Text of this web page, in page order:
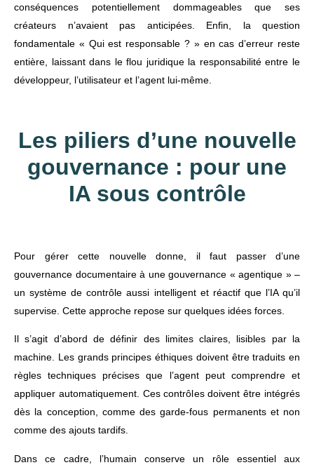
conséquences potentiellement dommageables que ses
créateurs n’avaient pas anticipées. Enfin, la question
fondamentale « Qui est responsable ? » en cas d’erreur reste
entière, laissant dans le flou juridique la responsabilité entre le
développeur, l’utilisateur et l’agent lui-même.
Les piliers d’une nouvelle
gouvernance : pour une
IA sous contrôle
Pour gérer cette nouvelle donne, il faut passer d’une
gouvernance documentaire à une gouvernance « agentique » –
un système de contrôle aussi intelligent et réactif que l’IA qu’il
supervise. Cette approche repose sur quelques idées forces.
Il s’agit d’abord de définir des limites claires, lisibles par la
machine. Les grands principes éthiques doivent être traduits en
règles techniques précises que l’agent peut comprendre et
appliquer automatiquement. Ces contrôles doivent être intégrés
dès la conception, comme des garde-fous permanents et non
comme des ajouts tardifs.
Dans ce cadre, l’humain conserve un rôle essentiel aux